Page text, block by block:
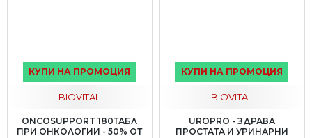
КУПИ НА ПРОМОЦИЯ
BIOVITAL
ONCOSUPPORT 180ТАБЛ
ПРИ ОНКОЛОГИИ - 50% ОТ
КУПИ НА ПРОМОЦИЯ
BIOVITAL
UROPRO - ЗДРАВА
ПРОСТАТА И УРИНАРНИ